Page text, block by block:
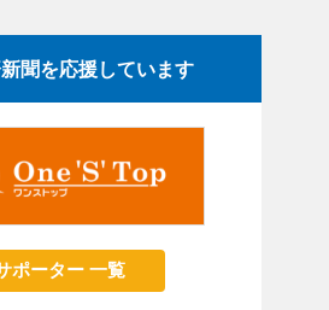
聞を応援しています
ポーター 一覧